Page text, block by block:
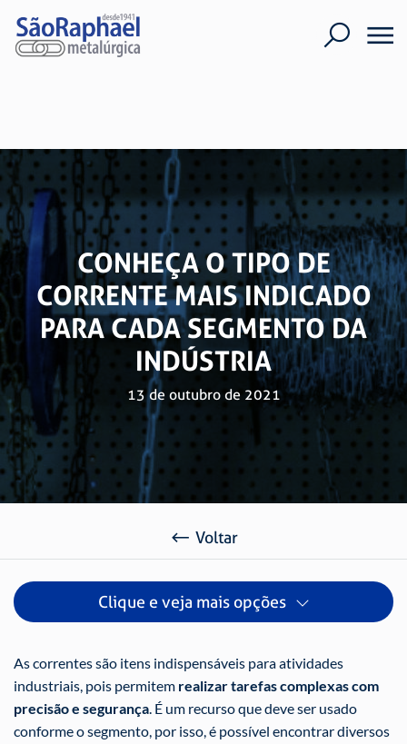
CONHEÇA O TIPO DE
CORRENTE MAIS INDICADO
PARA CADA SEGMENTO DA
INDÚSTRIA
13 de outubro de 2021
Voltar
Clique e veja mais opções
As correntes são itens indispensáveis para atividades
industriais, pois permitem realizar tarefas complexas com
precisão e segurança. É um recurso que deve ser usado
conforme o segmento, por isso, é possível encontrar diversos